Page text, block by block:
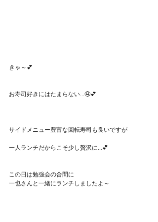
きゃ～💕
お寿司好きにはたまらない...🤤💕
サイドメニュー豊富な回転寿司も良いですが
一人ランチだからこそ少し贅沢に...💕
この日は勉強会の合間に
一也さんと一緒にランチしましたよ～